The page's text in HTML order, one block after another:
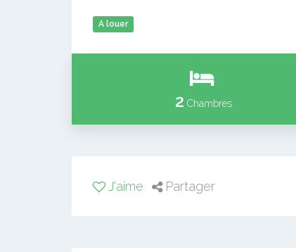
A louer
2 Chambres
J'aime Partager